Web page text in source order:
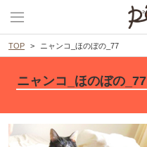
TOP ニャンコ_ほのぼの_77
ニャンコ_ほのぼの_77